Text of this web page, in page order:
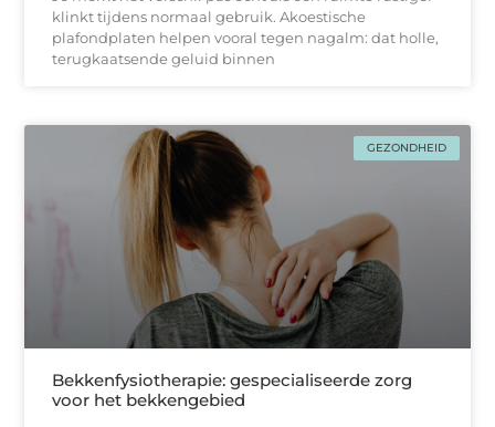
klinkt tijdens normaal gebruik. Akoestische
plafondplaten helpen vooral tegen nagalm: dat holle,
terugkaatsende geluid binnen
GEZONDHEID
Bekkenfysiotherapie: gespecialiseerde zorg
voor het bekkengebied